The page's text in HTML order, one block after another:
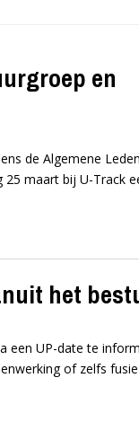
en
de Algemene
maart bij U-Track
het
een UP-date te
of zelfs